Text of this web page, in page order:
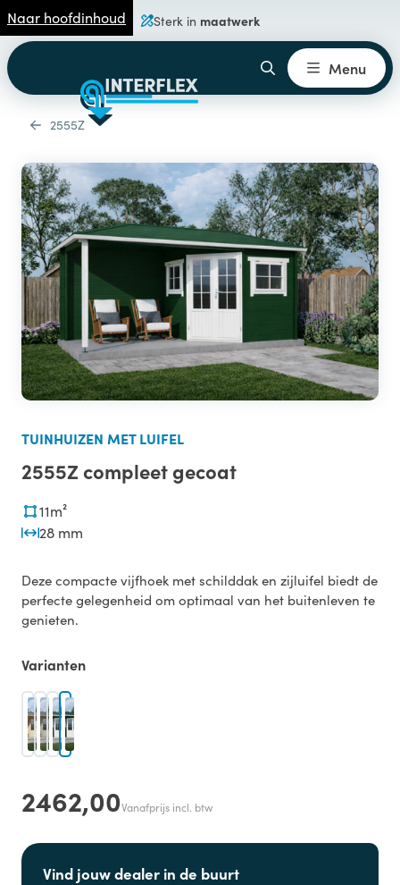
Naar hoofdinhoud Sterk in maatwerk
Menu
2555Z
TUINHUIZEN MET LUIFEL
2555Z compleet gecoat
11m²
28 mm
Deze compacte vijfhoek met schilddak en zijluifel biedt de
perfecte gelegenheid om optimaal van het buitenleven te
genieten.
Varianten
2462,00Vanafprijs incl. btw
Vind jouw dealer in de buurt